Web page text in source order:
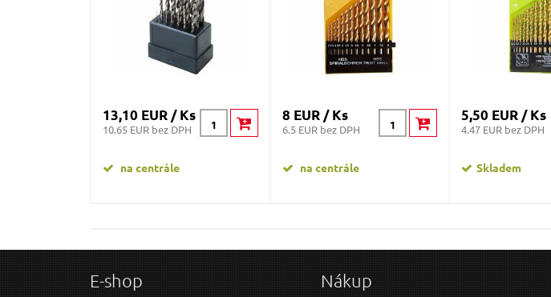
13,10 EUR / Ks
10.65 EUR bez DPH
na centrále
8 EUR / Ks
6.5 EUR bez DPH
na centrále
5,50 EUR / Ks
4.47 EUR bez DPH
Skladem
E-shop Nákup